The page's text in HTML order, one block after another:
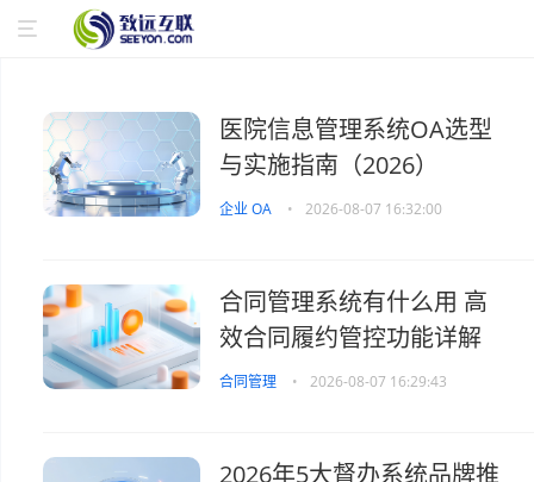
医院信息管理系统OA选型
与实施指南（2026）
企业 OA • 2026-08-07 16:32:00
合同管理系统有什么用 高
效合同履约管控功能详解
合同管理 • 2026-08-07 16:29:43
2026年5大督办系统品牌推